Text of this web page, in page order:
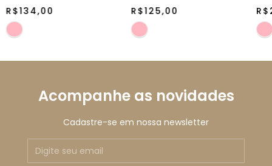
R$134,00 SUMMER ROMANCE
R$125,00
Acompanhe as novidades
Cadastre-se em nossa newsletter